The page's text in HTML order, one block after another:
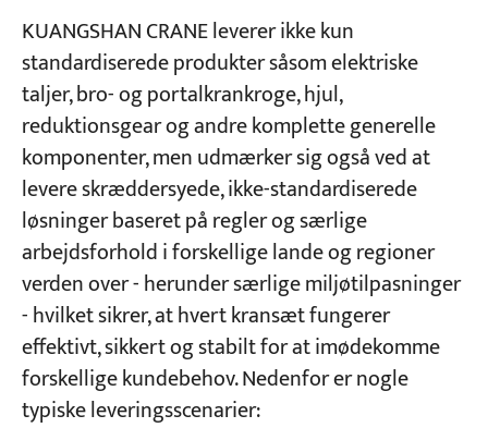
KUANGSHAN CRANE leverer ikke kun
standardiserede produkter såsom elektriske
taljer, bro- og portalkrankroge, hjul,
reduktionsgear og andre komplette generelle
komponenter, men udmærker sig også ved at
levere skræddersyede, ikke-standardiserede
løsninger baseret på regler og særlige
arbejdsforhold i forskellige lande og regioner
verden over - herunder særlige miljøtilpasninger
- hvilket sikrer, at hvert kransæt fungerer
effektivt, sikkert og stabilt for at imødekomme
forskellige kundebehov. Nedenfor er nogle
typiske leveringsscenarier: